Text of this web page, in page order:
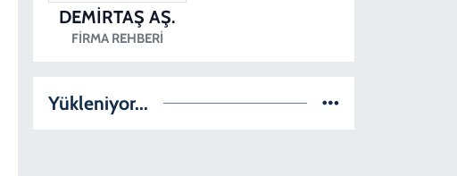
DEMİRTAŞ AŞ.
FIRMA REHBERI
Yükleniyor...